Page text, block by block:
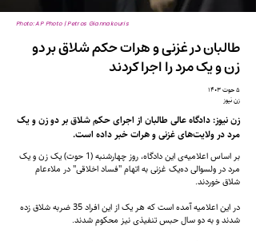
Photo: AP Photo | Petros Giannakouris
طالبان در غزنی و هرات حکم شلاق بر دو
زن و یک مرد را اجرا کردند
۵ حوت ۱۴۰۳
زن نیوز
زن نیوز: دادگاه عالی طالبان از اجرای حکم شلاق بر دو زن و یک
مرد در ولایت‌های غزنی و هرات خبر داده است.
بر اساس اعلامیه‌ی این دادگاه، روز چهارشنبه (1 حوت) یک زن و یک
مرد در ولسوالی ده‌یک غزنی به اتهام "فساد اخلاقی" در ملاءعام
شلاق خوردند.
در این اعلامیه آمده است که هر یک از این افراد 35 ضربه شلاق زده
شدند و به دو سال حبس تنفیذی نیز محکوم شدند.